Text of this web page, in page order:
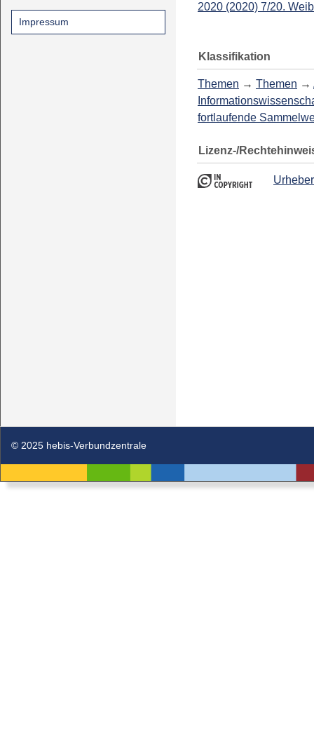
Impressum
2020 (2020) 7/20.
Klassifikation
Themen → Themen →
fortlaufende
Lizenz-/
© 2025 hebis-Verbundzentrale